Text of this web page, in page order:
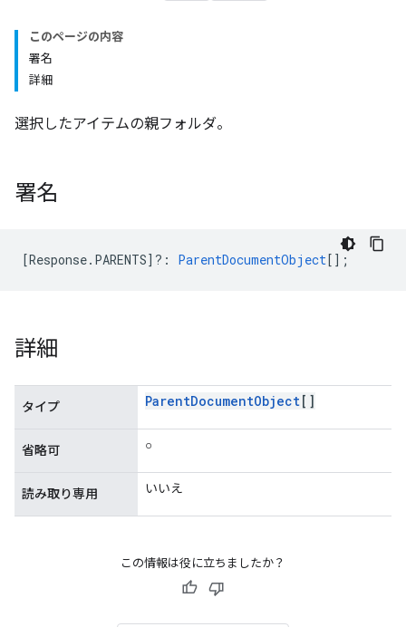
このページの内容
署名
詳細
選択したアイテムの親フォルダ。
署名
[Response. PARENTS] ? : ParentDocumentObject[];
詳細
タイプ ParentDocumentObject[]
省略可 ○
読み取り専用 いいえ
この情報は役に立ちましたか？